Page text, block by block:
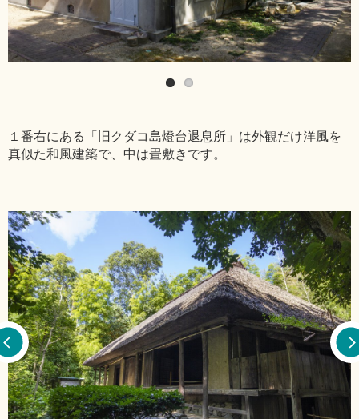
１番右にある「旧クダコ島燈台退息所」は外観だけ洋風を
真似た和風建築で、中は畳敷きです。